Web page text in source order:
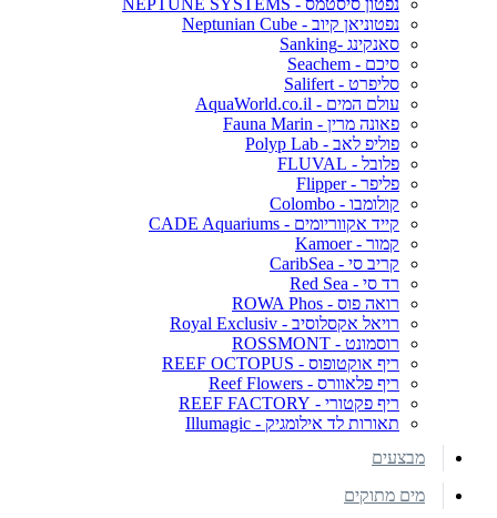
נפטוניאן קיוב - Neptunian Cube
סאנקינג -Sanking
סיכם - Seachem
סליפרט - Salifert
עולם המים - AquaWorld.co.il
פאונה מרין - Fauna Marin
פוליפ לאב - Polyp Lab
פלובל - FLUVAL
פליפר - Flipper
קולומבו - Colombo
קייד אקווריומים - CADE Aquariums
קמור - Kamoer
קריב סי - CaribSea
רד סי - Red Sea
רואה פוס - ROWA Phos
רויאל אקסלוסיב - Royal Exclusiv
רוסמונט - ROSSMONT
ריף אוקטופוס - REEF OCTOPUS
ריף פלאוורס - Reef Flowers
ריף פקטורי - REEF FACTORY
תאורות לד אילומגיק - Illumagic
מבצעים
מים מתוקים